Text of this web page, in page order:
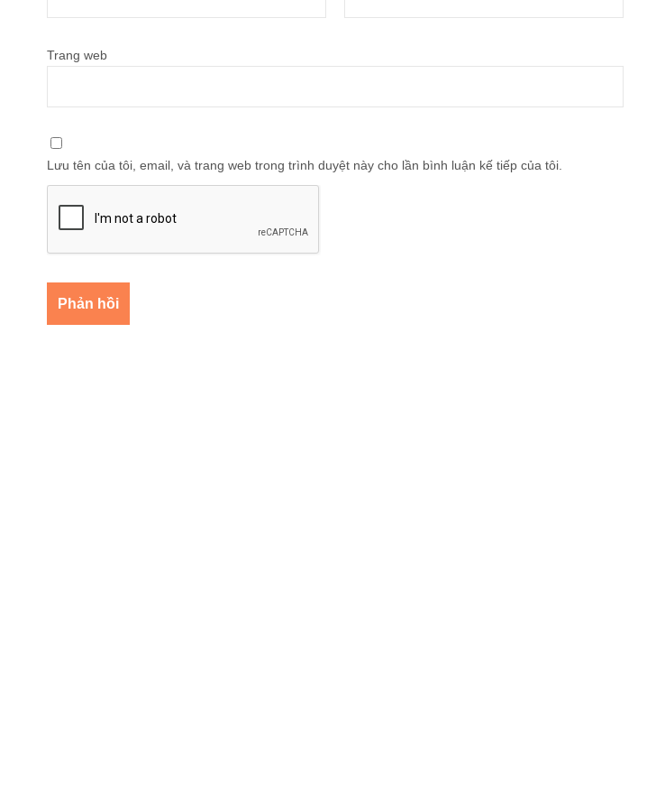
Trang web
Lưu tên của tôi, email, và trang web trong trình duyệt này cho lần bình luận kế tiếp của tôi.